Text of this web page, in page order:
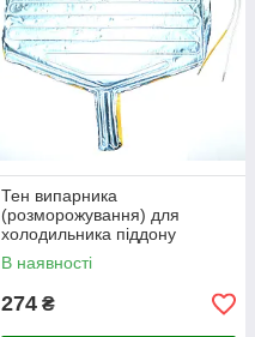
Тен випарника
(розморожування) для
холодильника піддону
краплепадіння для
холодильника Indesit/Ariston
В наявності
274 ₴